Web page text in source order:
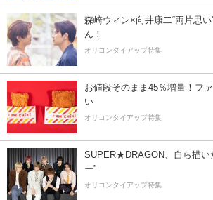
森崎ウィン×向井康二“両片思
ん！
オリコンタイアップ特集
お値段そのまま45％増量！フ
い
オリコンタイアップ特集
SUPER★DRAGON、自ら描い
ー”
オリコンタイアップ特集